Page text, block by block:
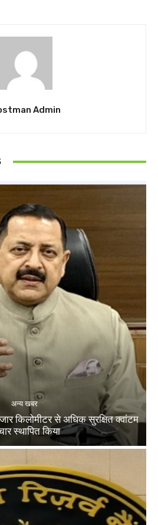
Admin
अन्य खबर
किलोमीटर से अधिक सुरक्षित क्वांटम
स्थापित किया